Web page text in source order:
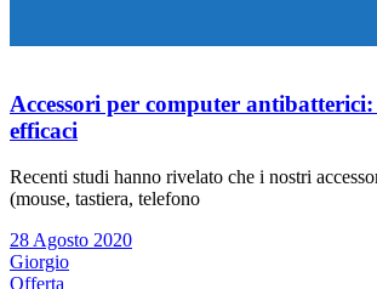
Accessori per computer
efficaci
Recenti studi hanno rivelato che i nostri
(mouse, tastiera, telefono
28 Agosto 2020
Giorgio
Offerta